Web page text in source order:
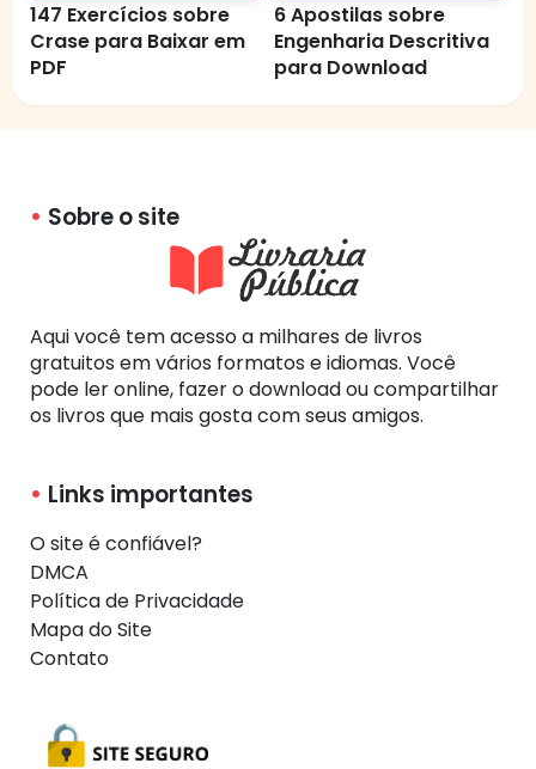
147 Exercícios sobre
Crase para Baixar em
PDF
6 Apostilas sobre
Engenharia Descritiva
para Download
Sobre o site
Aqui você tem acesso a milhares de livros
gratuitos em vários formatos e idiomas. Você
pode ler online, fazer o download ou compartilhar
os livros que mais gosta com seus amigos.
Links importantes
O site é confiável?
DMCA
Política de Privacidade
Mapa do Site
Contato